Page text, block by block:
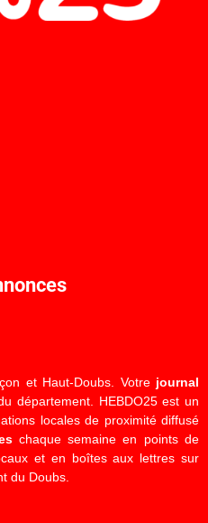
et Haut-Doubs. Votre journal
département. HEBDO25 est un
locales de proximité diffusé
chaque semaine en points de
et en boîtes aux lettres sur
du Doubs.